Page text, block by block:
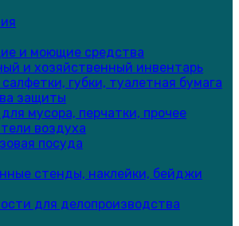
и моющие средства
и хозяйственный инвентарь
губки, туалетная бумага
защиты
мусора, перчатки, прочее
воздуха
посуда
стенды, наклейки, бейджи
для делопроизводства